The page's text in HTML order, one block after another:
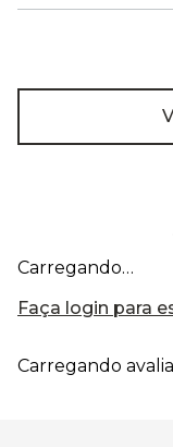
Carregando…
Faça login para
Carregando